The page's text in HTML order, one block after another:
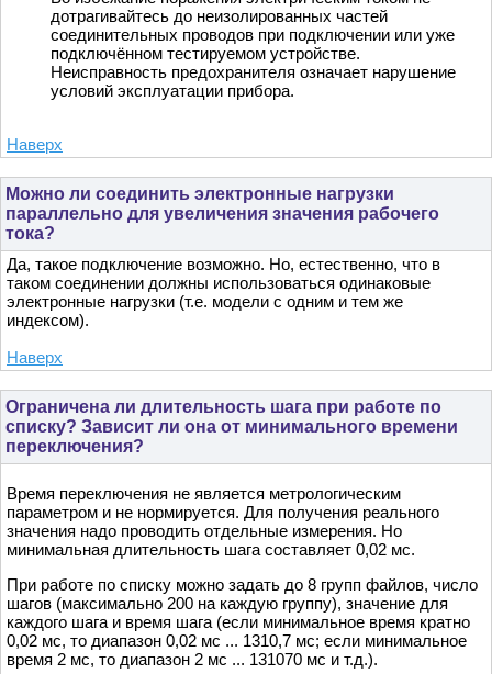
дотрагивайтесь до неизолированных частей
соединительных проводов при подключении или уже
подключённом тестируемом устройстве.
Неисправность предохранителя означает нарушение
условий эксплуатации прибора.
Наверх
Можно ли соединить электронные нагрузки
параллельно для увеличения значения рабочего
тока?
Да, такое подключение возможно. Но, естественно, что в
таком соединении должны использоваться одинаковые
электронные нагрузки (т.е. модели с одним и тем же
индексом).
Наверх
Ограничена ли длительность шага при работе по
списку? Зависит ли она от минимального времени
переключения?
Время переключения не является метрологическим
параметром и не нормируется. Для получения реального
значения надо проводить отдельные измерения. Но
минимальная длительность шага составляет 0,02 мс.
При работе по списку можно задать до 8 групп файлов, число
шагов (максимально 200 на каждую группу), значение для
каждого шага и время шага (если минимальное время кратно
0,02 мс, то диапазон 0,02 мс ... 1310,7 мс; если минимальное
время 2 мс, то диапазон 2 мс ... 131070 мс и т.д.).